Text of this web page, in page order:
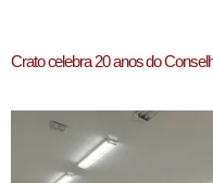
Crato celebra 20 anos do